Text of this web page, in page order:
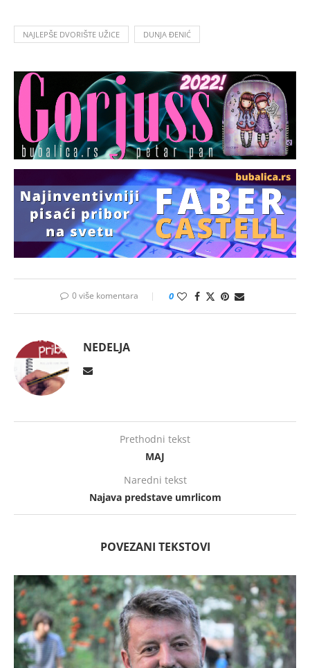
NAJLEPŠE DVORIŠTE UŽICE DUNJA ĐENIĆ
0 više komentara 0
NEDELJA
Prethodni tekst
MAJ
Naredni tekst
Najava predstave umrlicom
POVEZANI TEKSTOVI